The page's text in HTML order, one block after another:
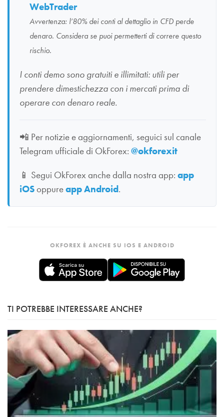
WebTrader
Avvertenza: l’80% dei conti al dettaglio in CFD perde
denaro. Considera se puoi permetterti di correre questo
rischio.
I conti demo sono gratuiti e illimitati: utili per
prendere dimestichezza con i mercati prima di
operare con denaro reale.
📲 Per notizie e aggiornamenti, seguici sul canale
Telegram ufficiale di OkForex: @okforexit
📱 Segui OkForex anche dalla nostra app: app
iOSoppureapp Android.
OKFOREX È ANCHE SU IOS E ANDROID
TI POTREBBE INTERESSARE ANCHE?